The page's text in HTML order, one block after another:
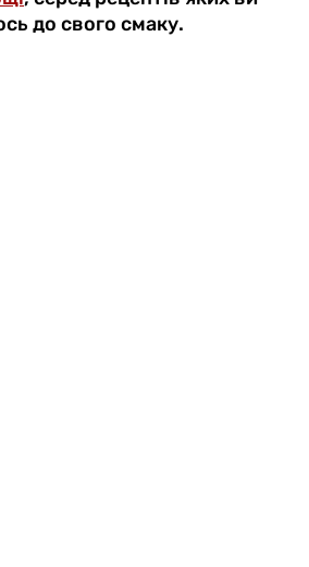
до свого смаку.